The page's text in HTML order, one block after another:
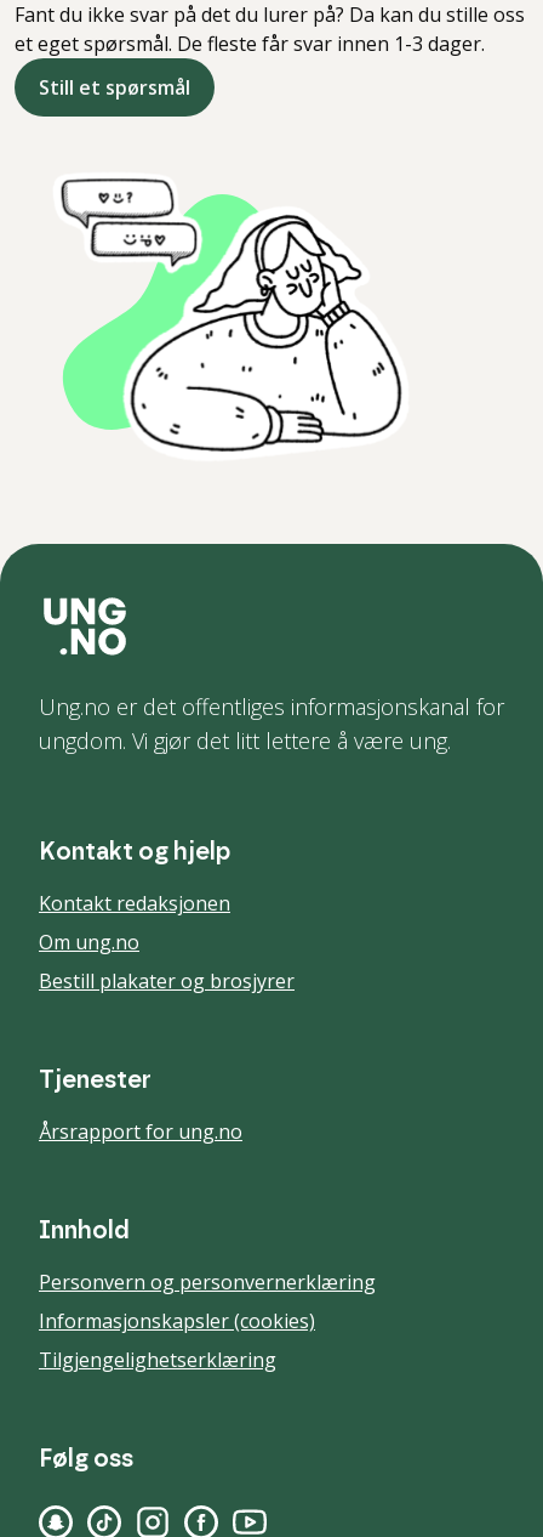
Fant du ikke svar på det du lurer på? Da kan du stille oss
et eget spørsmål. De fleste får svar innen 1-3 dager.
Still et spørsmål
Ung.no er det offentliges informasjonskanal for
ungdom. Vi gjør det litt lettere å være ung.
Kontakt og hjelp
Kontakt redaksjonen
Om ung.no
Bestill plakater og brosjyrer
Tjenester
Årsrapport for ung.no
Innhold
Personvern og personvernerklæring
Informasjonskapsler (cookies)
Tilgjengelighetserklæring
Følg oss